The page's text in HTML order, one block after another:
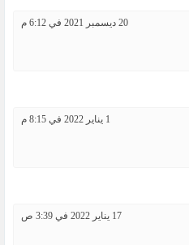
20 ديسمبر 2021 في 6:12 م
1 يناير 2022 في 8:15 م
17 يناير 2022 في 3:39 ص